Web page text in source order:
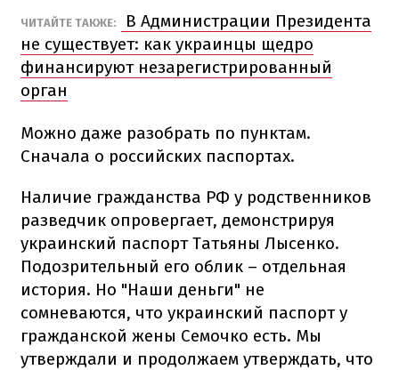
ЧИТАЙТЕ ТАКЖЕ:
В Администрации Президента
не существует: как украинцы щедро
финансируют незарегистрированный
орган
Можно даже разобрать по пунктам.
Сначала о российских паспортах.
Наличие гражданства РФ у родственников
разведчик опровергает, демонстрируя
украинский паспорт Татьяны Лысенко.
Подозрительный его облик – отдельная
история. Но "Наши деньги" не
сомневаются, что украинский паспорт у
гражданской жены Семочко есть. Мы
утверждали и продолжаем утверждать, что